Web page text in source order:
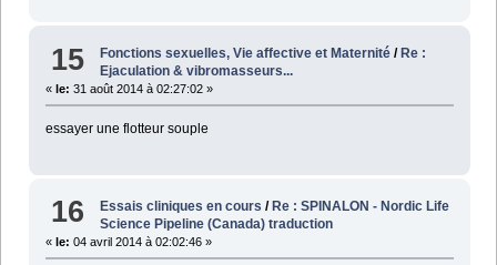
15 Fonctions sexuelles, Vie affective et Maternité / Re :
Ejaculation & vibromasseurs...
« le: 31 août 2014 à 02:27:02 »
essayer une flotteur souple
16 Essais cliniques en cours /Re : SPINALON - Nordic Life
Science Pipeline (Canada) traduction
« le: 04 avril 2014 à 02:02:46 »